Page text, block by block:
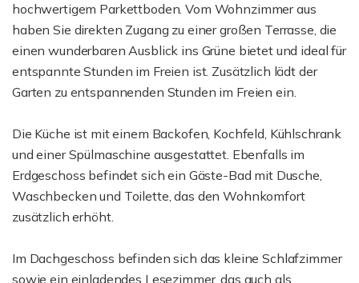
hochwertigem Parkettboden. Vom Wohnzimmer aus
haben Sie direkten Zugang zu einer großen Terrasse, die
einen wunderbaren Ausblick ins Grüne bietet und ideal für
entspannte Stunden im Freien ist. Zusätzlich lädt der
Garten zu entspannenden Stunden im Freien ein.
Die Küche ist mit einem Backofen, Kochfeld, Kühlschrank
und einer Spülmaschine ausgestattet. Ebenfalls im
Erdgeschoss befindet sich ein Gäste-Bad mit Dusche,
Waschbecken und Toilette, das den Wohnkomfort
zusätzlich erhöht.
Im Dachgeschoss befinden sich das kleine Schlafzimmer
sowie ein einladendes Lesezimmer, das auch als